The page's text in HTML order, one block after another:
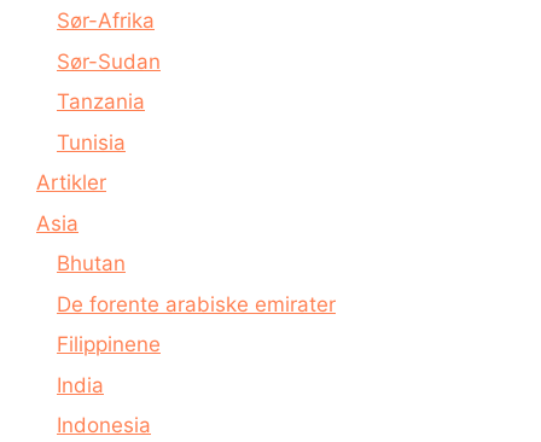
Sør-Afrika
Sør-Sudan
Tanzania
Tunisia
Artikler
Asia
Bhutan
De forente arabiske emirater
Filippinene
India
Indonesia